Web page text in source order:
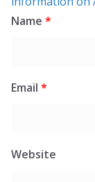
Name *
Email *
Website